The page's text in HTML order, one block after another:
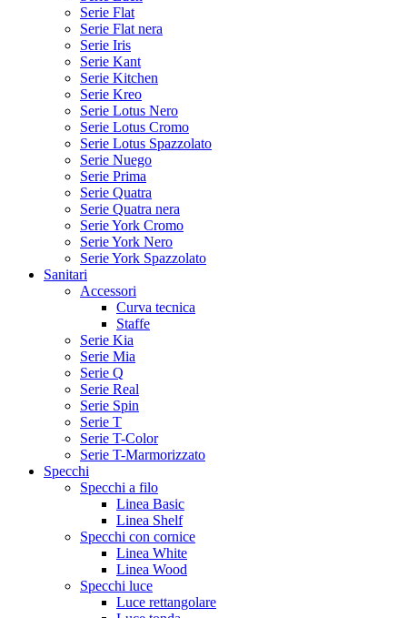
Serie Flat
Serie Flat nera
Serie Iris
Serie Kant
Serie Kitchen
Serie Kreo
Serie Lotus Nero
Serie Lotus Cromo
Serie Lotus Spazzolato
Serie Nuego
Serie Prima
Serie Quatra
Serie Quatra nera
Serie York Cromo
Serie York Nero
Serie York Spazzolato
Sanitari
Accessori
Curva tecnica
Staffe
Serie Kia
Serie Mia
Serie Q
Serie Real
Serie Spin
Serie T
Serie T-Color
Serie T-Marmorizzato
Specchi
Specchi a filo
Linea Basic
Linea Shelf
Specchi con cornice
Linea White
Linea Wood
Specchi luce
Luce rettangolare